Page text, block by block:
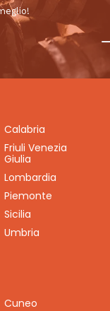
Calabria
Friuli Venezia
Giulia
Lombardia
Piemonte
Sicilia
Umbria
Cuneo